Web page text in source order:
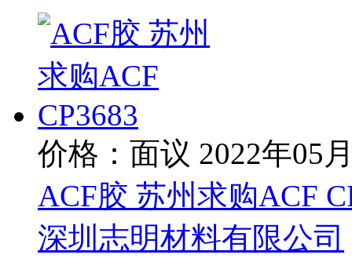
价格：面议 2022年05
ACF胶 苏州求购ACF
深圳志明材料有限公司